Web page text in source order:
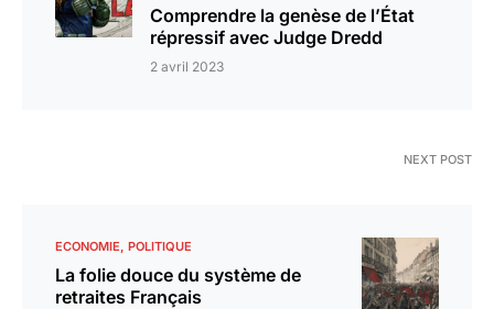
Comprendre la genèse de l’État
répressif avec Judge Dredd
2 avril 2023
NEXT POST
ECONOMIE POLITIQUE
La folie douce du système de
retraites Français